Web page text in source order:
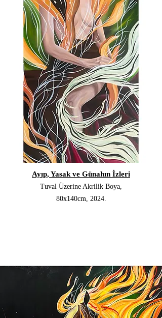
Ayıp, Yasak ve Günahın İzleri
Tuval Üzerine Akrilik Boya,
80x140cm, 2024.